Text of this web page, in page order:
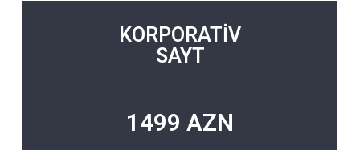
KORPORATİV
SAYT
1499 AZN